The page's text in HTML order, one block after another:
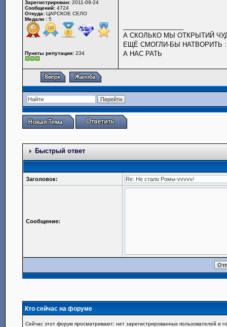
Зарегистрирован: 2011-09-24
Сообщений: 4724
Откуда: ЦАРСКОЕ СЕЛО
Медали : 5
Пункты репутации: 234
А СКОЛЬКО МЫ ОТКРЫТИЙ
ЕЩЁ СМОГЛИ-БЫ НАТВОРИТЬ :
А НАС РАТЬ
Быстрый ответ
Заголовок:
Сообщение:
Кто сейчас на форуме
Сейчас этот форум просматривают: нет зарегистрированных пользователей и